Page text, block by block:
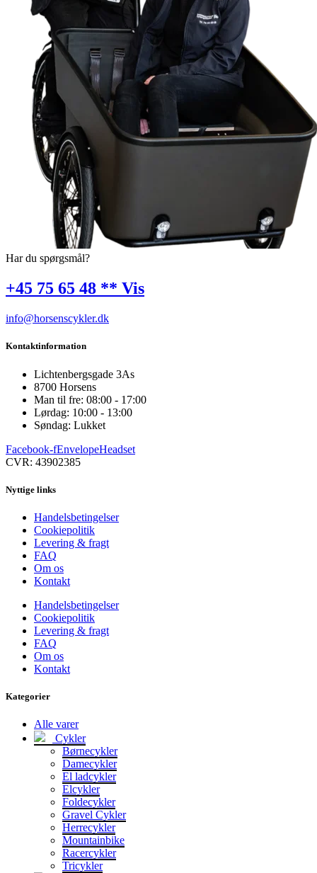
Har du spørgsmål?
+45 75 65 48 ** Vis
info@horsenscykler.dk
Kontaktinformation
Lichtenbergsgade 3As
8700 Horsens
Man til fre: 08:00 - 17:00
Lørdag: 10:00 - 13:00
Søndag: Lukket
Facebook-fEnvelopeHeadset
CVR: 43902385
Nyttige links
Handelsbetingelser
Cookiepolitik
Levering & fragt
FAQ
Om os
Kontakt
Handelsbetingelser
Cookiepolitik
Levering & fragt
FAQ
Om os
Kontakt
Kategorier
Alle varer
Cykler
Børnecykler
Damecykler
El ladcykler
Elcykler
Foldecykler
Gravel Cykler
Herrecykler
Mountainbike
Racercykler
Tricykler